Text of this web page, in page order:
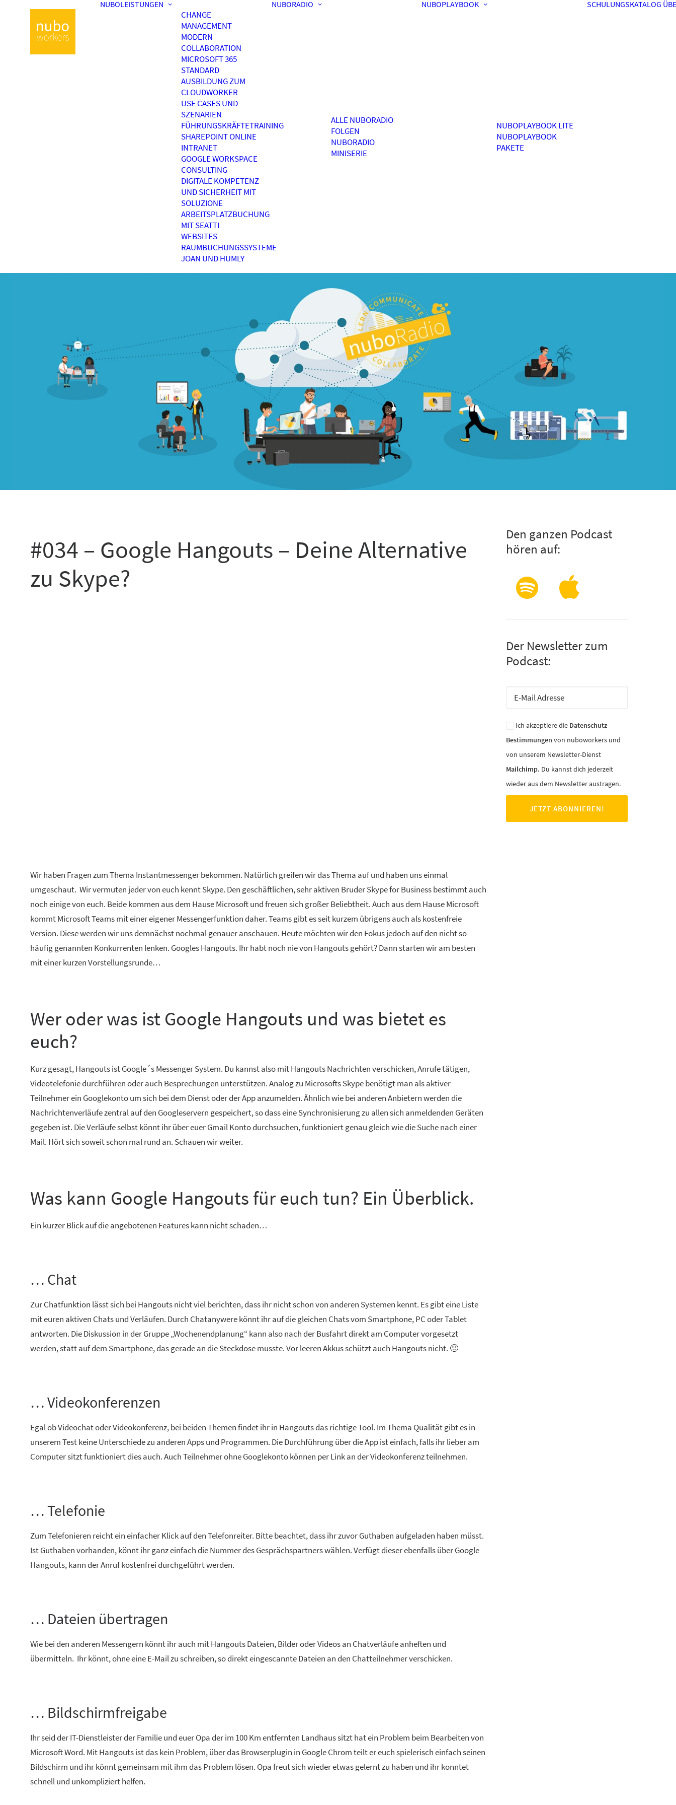
NUBOLEISTUNGEN
CHANGE
MANAGEMENT
MODERN
COLLABORATION
MICROSOFT 365
STANDARD
AUSBILDUNG ZUM
CLOUDWORKER
USE CASES UND
SZENARIEN
FÜHRUNGSKRÄFTETRAINING
SHAREPOINT ONLINE
INTRANET
GOOGLE WORKSPACE
CONSULTING
DIGITALE KOMPETENZ
UND SICHERHEIT MIT
SOLUZIONE
ARBEITSPLATZBUCHUNG
MIT SEATTI
WEBSITES
RAUMBUCHUNGSSYSTEME
JOAN UND HUMLY
NUBORADIO
ALLE NUBORADIO
FOLGEN
NUBORADIO
MINISERIE
NUBOPLAYBOOK
NUBOPLAYBOOK LITE
NUBOPLAYBOOK
PAKETE
SCHULUNGSKATALOG
#034 – Google Hangouts – Deine Alternative
zu Skype?
Wir haben Fragen zum Thema Instantmessenger bekommen. Natürlich greifen wir das Thema auf und haben uns einmal
umgeschaut. Wir vermuten jeder von euch kennt Skype. Den geschäftlichen, sehr aktiven Bruder Skype for Business bestimmt auch
noch einige von euch. Beide kommen aus dem Hause Microsoft und freuen sich großer Beliebtheit. Auch aus dem Hause Microsoft
kommt Microsoft Teams mit einer eigener Messengerfunktion daher. Teams gibt es seit kurzem übrigens auch als kostenfreie
Version. Diese werden wir uns demnächst nochmal genauer anschauen. Heute möchten wir den Fokus jedoch auf den nicht so
häufig genannten Konkurrenten lenken. Googles Hangouts. Ihr habt noch nie von Hangouts gehört? Dann starten wir am besten
mit einer kurzen Vorstellungsrunde…
Wer oder was ist Google Hangouts und was bietet es
euch?
Kurz gesagt, Hangouts ist Google´s Messenger System. Du kannst also mit Hangouts Nachrichten verschicken, Anrufe tätigen,
Videotelefonie durchführen oder auch Besprechungen unterstützen. Analog zu Microsofts Skype benötigt man als aktiver
Teilnehmer ein Googlekonto um sich bei dem Dienst oder der App anzumelden. Ähnlich wie bei anderen Anbietern werden die
Nachrichtenverläufe zentral auf den Googleservern gespeichert, so dass eine Synchronisierung zu allen sich anmeldenden Geräten
gegeben ist. Die Verläufe selbst könnt ihr über euer Gmail Konto durchsuchen, funktioniert genau gleich wie die Suche nach einer
Mail. Hört sich soweit schon mal rund an. Schauen wir weiter.
Was kann Google Hangouts für euch tun? Ein Überblick.
Ein kurzer Blick auf die angebotenen Features kann nicht schaden…
… Chat
Zur Chatfunktion lässt sich bei Hangouts nicht viel berichten, dass ihr nicht schon von anderen Systemen kennt. Es gibt eine Liste
mit euren aktiven Chats und Verläufen. Durch Chatanywere könnt ihr auf die gleichen Chats vom Smartphone, PC oder Tablet
antworten. Die Diskussion in der Gruppe „Wochenendplanung“ kann also nach der Busfahrt direkt am Computer vorgesetzt
werden, statt auf dem Smartphone, das gerade an die Steckdose musste. Vor leeren Akkus schützt auch Hangouts nicht. 🙂
… Videokonferenzen
Egal ob Videochat oder Videokonferenz, bei beiden Themen findet ihr in Hangouts das richtige Tool. Im Thema Qualität gibt es in
unserem Test keine Unterschiede zu anderen Apps und Programmen. Die Durchführung über die App ist einfach, falls ihr lieber am
Computer sitzt funktioniert dies auch. Auch Teilnehmer ohne Googlekonto können per Link an der Videokonferenz teilnehmen.
… Telefonie
Zum Telefonieren reicht ein einfacher Klick auf den Telefonreiter. Bitte beachtet, dass ihr zuvor Guthaben aufgeladen haben müsst.
Ist Guthaben vorhanden, könnt ihr ganz einfach die Nummer des Gesprächspartners wählen. Verfügt dieser ebenfalls über Google
Hangouts, kann der Anruf kostenfrei durchgeführt werden.
… Dateien übertragen
Wie bei den anderen Messengern könnt ihr auch mit Hangouts Dateien, Bilder oder Videos an Chatverläufe anheften und
übermitteln. Ihr könnt, ohne eine E-Mail zu schreiben, so direkt eingescannte Dateien an den Chatteilnehmer verschicken.
… Bildschirmfreigabe
Ihr seid der IT-Dienstleister der Familie und euer Opa der im 100 Km entfernten Landhaus sitzt hat ein Problem beim Bearbeiten von
Microsoft Word. Mit Hangouts ist das kein Problem, über das Browserplugin in Google Chrom teilt er euch spielerisch einfach seinen
Bildschirm und ihr könnt gemeinsam mit ihm das Problem lösen. Opa freut sich wieder etwas gelernt zu haben und ihr konntet
schnell und unkompliziert helfen.
Den ganzen Podcast
hören auf:
Der Newsletter zum
Podcast:
Ich akzeptiere die Datenschutz-
Bestimmungen von nuboworkers und
von unserem Newsletter-Dienst
Mailchimp. Du kannst dich jederzeit
wieder aus dem Newsletter austragen.